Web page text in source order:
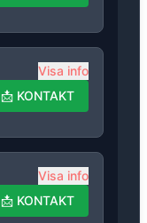
Visa info
📩 KONTAKT
Visa info
📩 KONTAKT